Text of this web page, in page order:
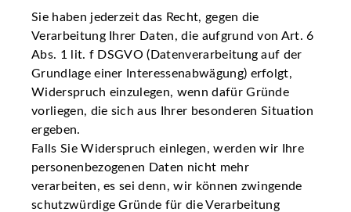
Sie haben jederzeit das Recht, gegen die
Verarbeitung Ihrer Daten, die aufgrund von Art. 6
Abs. 1 lit. f DSGVO (Datenverarbeitung auf der
Grundlage einer Interessenabwägung) erfolgt,
Widerspruch einzulegen, wenn dafür Gründe
vorliegen, die sich aus Ihrer besonderen Situation
ergeben.
Falls Sie Widerspruch einlegen, werden wir Ihre
personenbezogenen Daten nicht mehr
verarbeiten, es sei denn, wir können zwingende
schutzwürdige Gründe für die Verarbeitung